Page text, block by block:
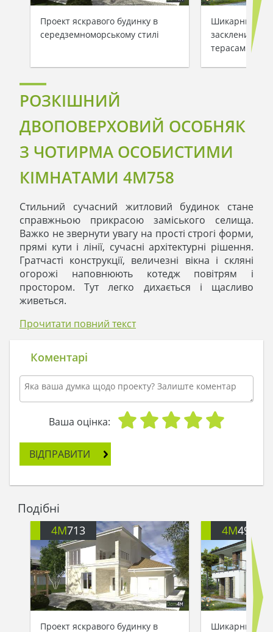
Проект яскравого будинку в
середземноморському стилі
Шикарний
заскленими
терасами
РОЗКІШНИЙ
ДВОПОВЕРХОВИЙ ОСОБНЯК
З ЧОТИРМА ОСОБИСТИМИ
КІМНАТАМИ 4M758
Стильний сучасний житловий будинок стане
справжньою прикрасою заміського селища.
Важко не звернути увагу на прості строгі форми,
прямі кути і лінії, сучасні архітектурні рішення.
Гратчасті конструкції, величезні вікна і скляні
огорожі наповнюють котедж повітрям і
простором. Тут легко дихається і щасливо
живеться.
приміщення, де сім'я збирається і разом
оцінку з боку водія-автолюбителя. Всі технічні та
сервісні питання по обслуговуванню
вирішуються в спеціально відведеному під
майстерню приміщенні.
Вітальня зібрала разом їдальню та кухню. Живий
вогонь каміна заповнить нестачу тепла і зігріє
використовувати для дружніх бесід, укладання
важливих і вигідних договорів. Граючі тут діти
чоловік нагодований люблячою дружиною.
Спальних приміщень три, вони всі на другому
поверсі. Відрізняються вони площею, господар
домоволодіння може підібрати будь-який на
свій розсуд. Простора кімната відведена під
санітарні потреби, її габарити розраховані на
розміщення кращого обладнання. Невелике
окреме приміщення легко вмістить самий
великий запас одягу.
Прочитати повний текст
Коментарі
Ваша оцінка:
ВІДПРАВИТИ
Подібні
4M713
Проект яскравого будинку в
4M499
Шикарний